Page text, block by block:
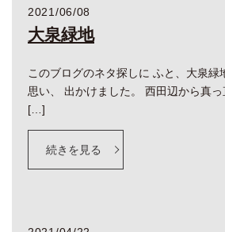
2021/06/08
大泉緑地
このブログのネタ探しに ふと、大泉緑
思い、 出かけました。 西田辺から真
[…]
続きを見る